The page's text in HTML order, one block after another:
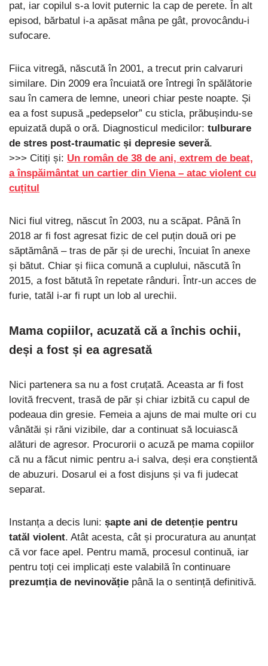
pat, iar copilul s-a lovit puternic la cap de perete. În alt
episod, bărbatul i-a apăsat mâna pe gât, provocându-i
sufocare.
Fiica vitregă, născută în 2001, a trecut prin calvaruri
similare. Din 2009 era încuiată ore întregi în spălătorie
sau în camera de lemne, uneori chiar peste noapte. Și
ea a fost supusă „pedepselor” cu sticla, prăbușindu-se
epuizată după o oră. Diagnosticul medicilor: tulburare
de stres post-traumatic și depresie severă.
>>> Citiți și: Un român de 38 de ani, extrem de beat,
a înspăimântat un cartier din Viena – atac violent cu
cuțitul
Nici fiul vitreg, născut în 2003, nu a scăpat. Până în
2018 ar fi fost agresat fizic de cel puțin două ori pe
săptămână – tras de păr și de urechi, încuiat în anexe
și bătut. Chiar și fiica comună a cuplului, născută în
2015, a fost bătută în repetate rânduri. Într-un acces de
furie, tatăl i-ar fi rupt un lob al urechii.
Mama copiilor, acuzată că a închis ochii,
deși a fost și ea agresată
Nici partenera sa nu a fost cruțată. Aceasta ar fi fost
lovită frecvent, trasă de păr și chiar izbită cu capul de
podeaua din gresie. Femeia a ajuns de mai multe ori cu
vânătăi și răni vizibile, dar a continuat să locuiască
alături de agresor. Procurorii o acuză pe mama copiilor
că nu a făcut nimic pentru a-i salva, deși era conștientă
de abuzuri. Dosarul ei a fost disjuns și va fi judecat
separat.
Instanța a decis luni: șapte ani de detenție pentru
tatăl violent. Atât acesta, cât și procuratura au anunțat
că vor face apel. Pentru mamă, procesul continuă, iar
pentru toți cei implicați este valabilă în continuare
prezumția de nevinovăție până la o sentință definitivă.